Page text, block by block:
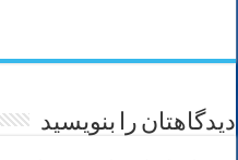
دیدگاهتان را بنویسید